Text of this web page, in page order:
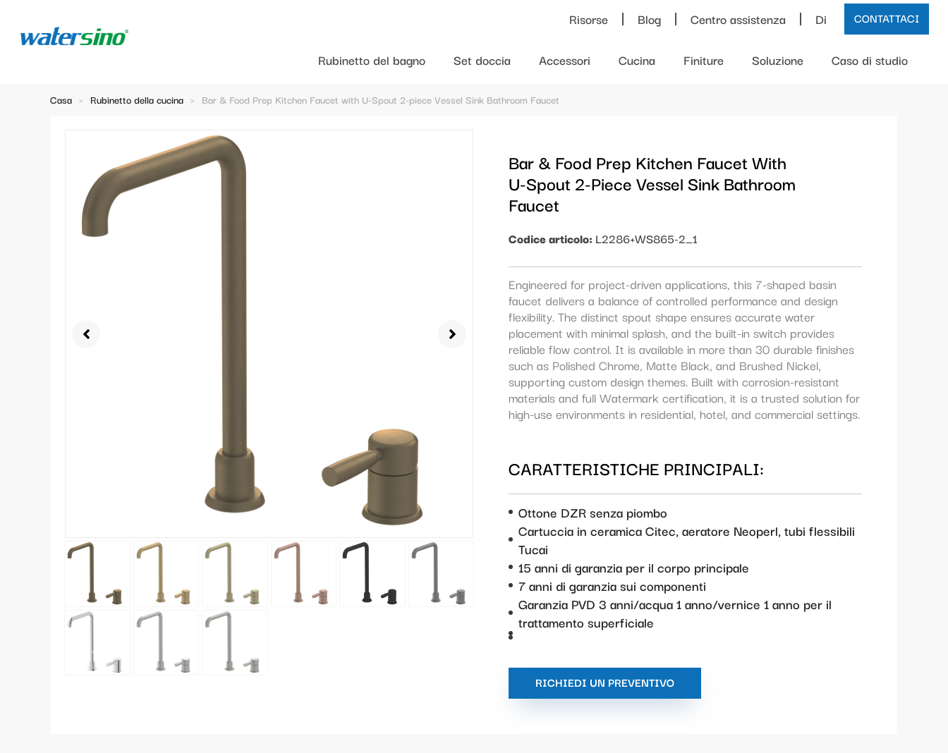
Risorse Blog Centro assistenza Di CONTATTACI
Rubinetto del bagno Set doccia Accessori Cucina Finiture Soluzione Caso di studio
Casa > Rubinetto della cucina > Bar & Food Prep Kitchen Faucet with U-Spout 2-piece Vessel Sink Bathroom Faucet
Bar & Food Prep Kitchen Faucet With
U-Spout 2-Piece Vessel Sink Bathroom
Faucet
Codice articolo: L2286+WS865-2_1
Engineered for project-driven applications, this 7-shaped basin
faucet delivers a balance of controlled performance and design
flexibility. The distinct spout shape ensures accurate water
placement with minimal splash, and the built-in switch provides
reliable flow control. It is available in more than 30 durable finishes
such as Polished Chrome, Matte Black, and Brushed Nickel,
supporting custom design themes. Built with corrosion-resistant
materials and full Watermark certification, it is a trusted solution for
high-use environments in residential, hotel, and commercial settings.
CARATTERISTICHE PRINCIPALI:
Ottone DZR senza piombo
Cartuccia in ceramica Citec, aeratore Neoperl, tubi flessibili
Tucai
15 anni di garanzia per il corpo principale
7 anni di garanzia sui componenti
Garanzia PVD 3 anni/acqua 1 anno/vernice 1 anno per il
trattamento superficiale
RICHIEDI UN PREVENTIVO